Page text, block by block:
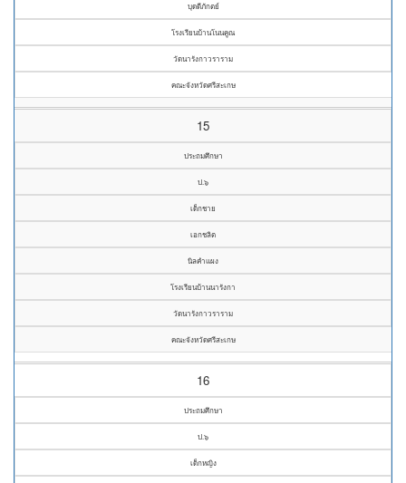
บุดดีภักตย์
โรงเรียนบ้านโนนคูณ
วัดนารังกาวราราม
คณะจังหวัดศรีสะเกษ
15
ประถมศึกษา
ป.๖
เด็กชาย
เอกชลิต
นิลคำแผง
โรงเรียนบ้านนารังกา
วัดนารังกาวราราม
คณะจังหวัดศรีสะเกษ
16
ประถมศึกษา
ป.๖
เด็กหญิง